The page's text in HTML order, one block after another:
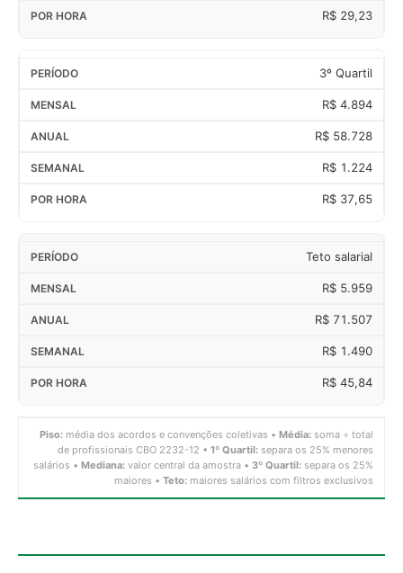
R$ 29,23
3º Quartil
R$ 4.894
R$ 58.728
R$ 1.224
R$ 37,65
Teto salarial
R$ 5.959
R$ 71.507
R$ 1.490
R$ 45,84
Piso: média dos acordos e convenções coletivas • Média: soma ÷ total
de profissionais CBO 2232-12 • 1º Quartil: separa os 25% menores
salários • Mediana: valor central da amostra • 3º Quartil: separa os 25%
maiores • Teto: maiores salários com filtros exclusivos